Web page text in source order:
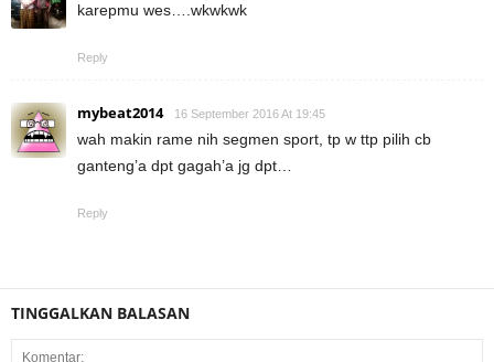
karepmu wes….wkwkwk
Reply
mybeat2014 16 September 2016 At 19:45
wah makin rame nih segmen sport, tp w ttp pilih cb
ganteng’a dpt gagah’a jg dpt…
Reply
TINGGALKAN BALASAN